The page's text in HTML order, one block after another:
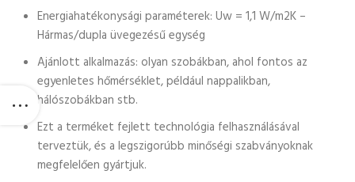
Energiahatékonysági paraméterek: Uw = 1,1 W/m2K –
Hármas/dupla üvegezésű egység
Ajánlott alkalmazás: olyan szobákban, ahol fontos az
egyenletes hőmérséklet, például nappalikban,
hálószobákban stb.
Ezt a terméket fejlett technológia felhasználásával
terveztük, és a legszigorúbb minőségi szabványoknak
megfelelően gyártjuk.